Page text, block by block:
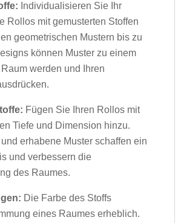
Individualisieren Sie Ihr
Rollos mit gemusterten Stoffen
geometrischen Mustern bis zu
können Muster zu einem
werden und Ihren
Fügen Sie Ihren Rollos mit
Tiefe und Dimension hinzu.
erhabene Muster schaffen ein
und verbessern die
des Raumes.
Die Farbe des Stoffs
eines Raumes erheblich.